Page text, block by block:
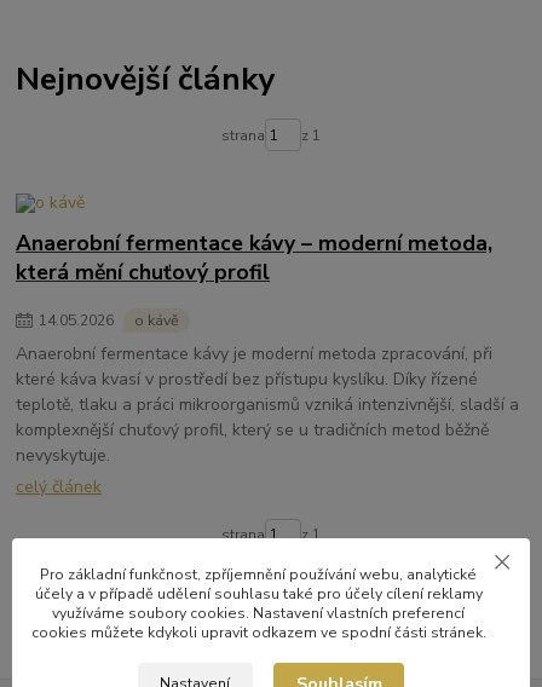
Nejnovější články
strana z 1
Anaerobní fermentace kávy – moderní metoda,
která mění chuťový profil
14.05.2026 o kávě
Anaerobní fermentace kávy je moderní metoda zpracování, při
které káva kvasí v prostředí bez přístupu kyslíku. Díky řízené
teplotě, tlaku a práci mikroorganismů vzniká intenzivnější, sladší a
komplexnější chuťový profil, který se u tradičních metod běžně
nevyskytuje.
celý článek
strana z 1
Pro základní funkčnost, zpříjemnění používání webu, analytické
účely a v případě udělení souhlasu také pro účely cílení reklamy
využíváme soubory cookies. Nastavení vlastních preferencí
cookies můžete kdykoli upravit odkazem ve spodní části stránek.